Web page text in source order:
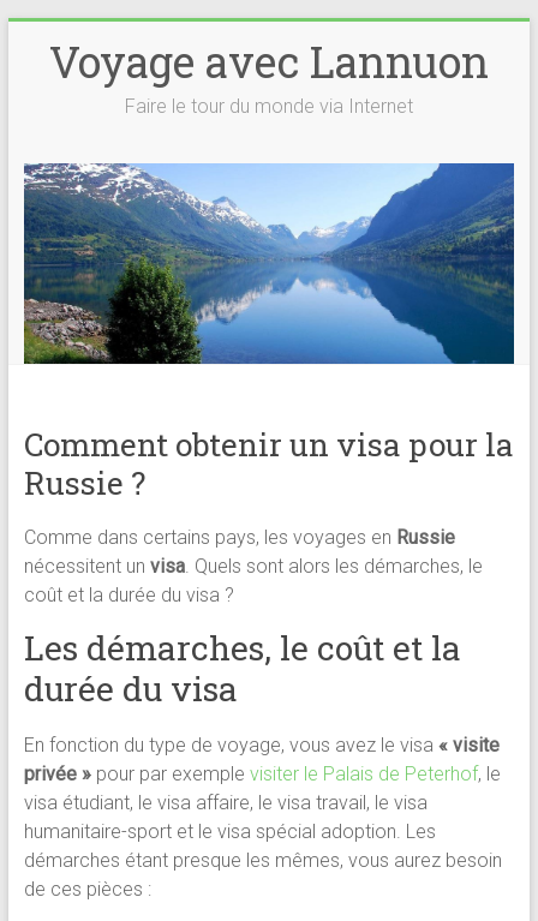
Voyage avec Lannuon
Faire le tour du monde via Internet
Comment obtenir un visa pour la
Russie ?
Comme dans certains pays, les voyages en Russie
nécessitent un visa. Quels sont alors les démarches, le
coût et la durée du visa ?
Les démarches, le coût et la
durée du visa
En fonction du type de voyage, vous avez le visa « visite
privée »pour par exemple visiter le Palais de Peterhof, le
visa étudiant, le visa affaire, le visa travail, le visa
humanitaire-sport et le visa spécial adoption. Les
démarches étant presque les mêmes, vous aurez besoin
de ces pièces :